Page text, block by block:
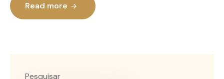
Read more
Pesquisar